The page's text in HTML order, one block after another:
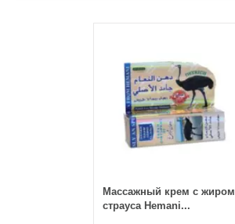
Массажный крем с жиром
страуса Hemani...